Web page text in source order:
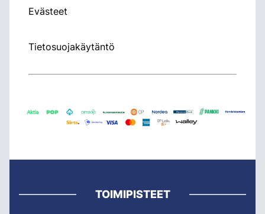
Evästeet
Tietosuojakäytäntö
TOIMIPISTEET